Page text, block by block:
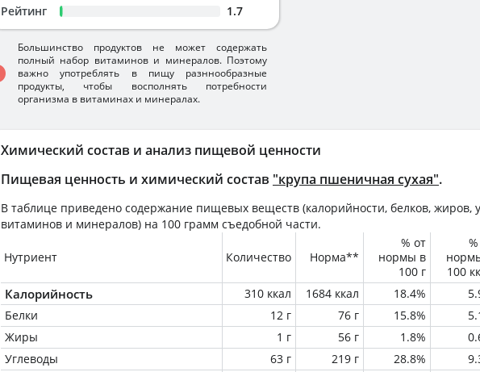
Химический состав и анализ пищевой ценности
Пищевая ценность и химический состав "крупа пшеничная сухая".
В таблице приведено содержание пищевых веществ (калорийности, белков, жиров,
витаминов и минералов) на 100 грамм съедобной части.
Нутриент Количество Норма**
% от
нормы в
100 г
100
Калорийность 310 ккал 1684 ккал 18.4%
Белки
12 г 76 г 15.8%
Жиры
1 г 56 г 1.8%
Углеводы
63 г 219 г 28.8%
Рейтинг 1.7
Большинство продуктов не может содержать
полный набор витаминов и минералов. Поэтому
важно употреблять в пищу разннообразные
продукты, чтобы восполнять потребности
организма в витаминах и минералах.